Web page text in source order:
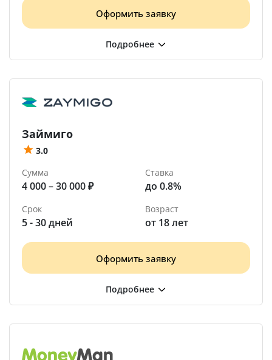
Оформить заявку
Займиго
3.0
Сумма
4 000 – 30 000 ₽
Ставка
до 0.8%
Срок
5 - 30 дней
Возраст
от 18 лет
Оформить заявку